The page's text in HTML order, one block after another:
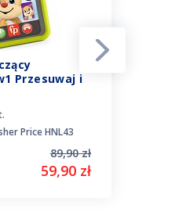
Przesuwaj i
Price HNL43
89,90 zł
59,90 zł